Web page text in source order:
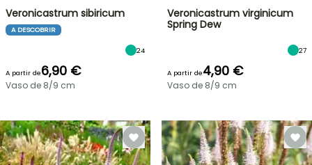
Veronicastrum sibiricum
A DESCOBRIR
24
A partir de6,90 €
Vaso de 8/9 cm
Veronicastrum virginicum
Spring Dew
27
A partir de4,90 €
Vaso de 8/9 cm